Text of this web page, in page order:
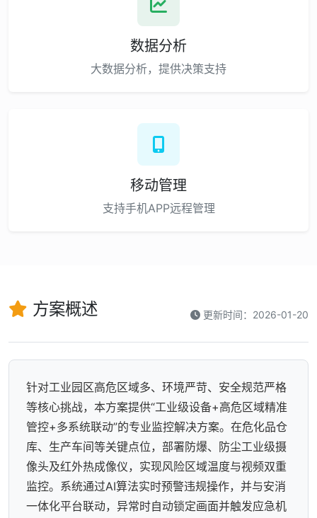
数据分析
大数据分析，提供决策支持
移动管理
支持手机APP远程管理
方案概述 更新时间：2026-01-20
针对工业园区高危区域多、环境严苛、安全规范严格
等核心挑战，本方案提供“工业级设备+高危区域精准
管控+多系统联动”的专业监控解决方案。在危化品仓
库、生产车间等关键点位，部署防爆、防尘工业级摄
像头及红外热成像仪，实现风险区域温度与视频双重
监控。系统通过AI算法实时预警违规操作，并与安消
一体化平台联动，异常时自动锁定画面并触发应急机